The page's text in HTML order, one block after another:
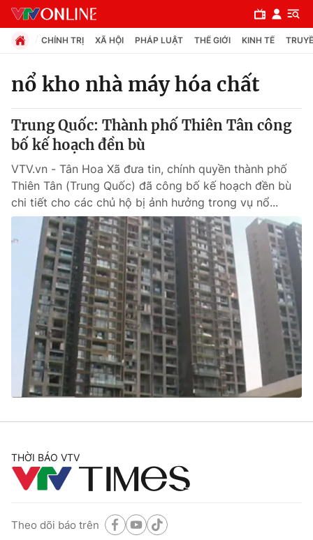
Chuyên mục
Chính trị
Xã hội
Pháp luật
Thế giới
Tin tức
Thế giới đó đây
Câu chuyện quốc tế
Kinh tế
Tài chính
Thị trường
Góc doanh nghiệp
Dữ liệu và đời sống
Truyền hình
Phim VTV
Hậu trường
Giải trí
Điện ảnh
Âm nhạc
Du lịch
CHÍNH TRỊ XÃ HỘI PHÁP LUẬT THẾ GIỚI KINH TẾ
nổ kho nhà máy hóa chất
Trung Quốc: Thành phố Thiên Tân công
bố kế hoạch đền bù
VTV.vn - Tân Hoa Xã đưa tin, chính quyền thành phố
Thiên Tân (Trung Quốc) đã công bố kế hoạch đền bù
chi tiết cho các chủ hộ bị ảnh hưởng trong vụ nổ...
THỜI BÁO VTV
Theo dõi báo trên